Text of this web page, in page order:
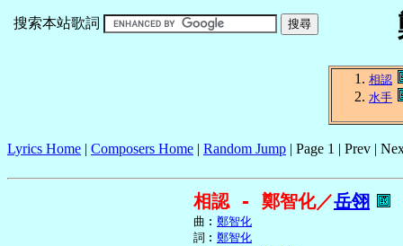
搜索本站歌詞
相認
水手
Lyrics Home | Composers Home | Random Jump | Page 1 | Prev |
相認 - 鄭智化／岳翎
     曲︰
鄭智化
     詞︰
鄭智化